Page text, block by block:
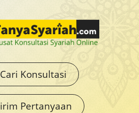
Konsultasi
Pertanyaan